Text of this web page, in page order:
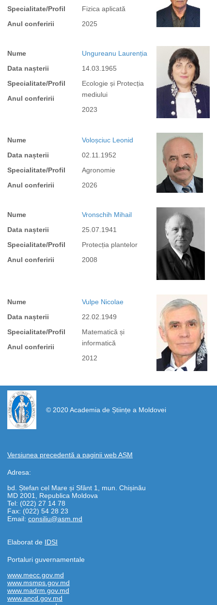
Specialitate/Profil
Anul conferirii
Fizica aplicată
2025
Nume
Data nașterii
Specialitate/Profil
Anul conferirii
Ungureanu Laurenția
14.03.1965
Ecologie și Protecția
mediului
2023
Nume
Data nașterii
Specialitate/Profil
Anul conferirii
Voloșciuc Leonid
02.11.1952
Agronomie
2026
Nume
Data nașterii
Specialitate/Profil
Anul conferirii
Vronschih Mihail
25.07.1941
Protecția plantelor
2008
Nume
Data nașterii
Specialitate/Profil
Anul conferirii
Vulpe Nicolae
22.02.1949
Matematică și
informatică
2012
© 2020 Academia de Științe a Moldovei
Versiunea precedentă a paginii web AȘM
Adresa:
bd. Ștefan cel Mare și Sfânt 1, mun. Chișinău
MD 2001, Republica Moldova
Tel: (022) 27 14 78
Fax: (022) 54 28 23
Email: consiliu@asm.md
Elaborat de IDSI
https://propletenie.ru/
Portaluri guvernamentale
www.mecc.gov.md
www.msmps.gov.md
www.madrm.gov.md
www.ancd.gov.md